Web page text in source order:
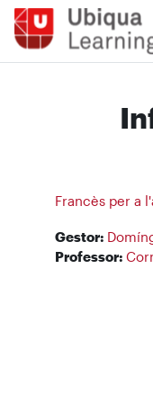
Ves al contingut principal
Francès per a
Gestor:
Professor: